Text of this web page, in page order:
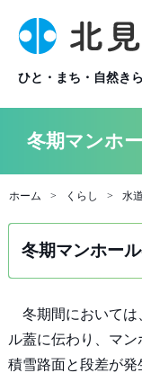
ひと・まち・自然き
冬期マンホ
ホーム くらし 水
冬期マンホー
冬期間においては
ル蓋に伝わり、マン
積雪路面と段差が